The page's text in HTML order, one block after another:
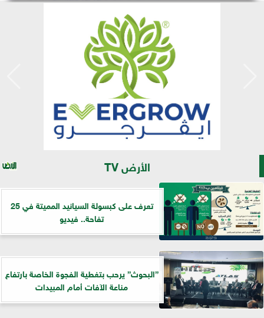
الأرض TV
تعرف على كبسولة السيانيد المميتة في 25
تفاحة.. فيديو
”البحوث” يرحب بتغطية الفجوة الخاصة بارتفاع
مناعة الآفات أمام المبيدات